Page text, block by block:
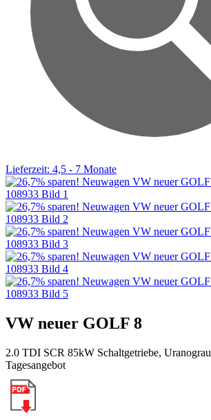
Lieferzeit: 4,5 - 7 Monate
VW neuer GOLF 8
2.0 TDI SCR 85kW Schaltgetriebe, Uranograu
Tagesangebot